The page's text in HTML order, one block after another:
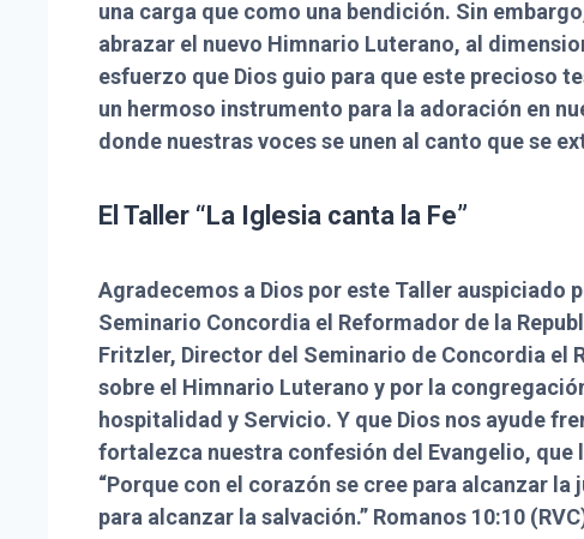
una carga que como una bendición. Sin
abrazar el nuevo Himnario Luterano, al
esfuerzo que Dios guio para que este precioso
un hermoso instrumento para la adoración en
donde nuestras voces se unen al canto que se
El Taller “La Iglesia canta la Fe”
Agradecemos a Dios por este Taller auspiciado
Seminario Concordia el Reformador de la
Fritzler, Director del Seminario de Concordia el
sobre el Himnario Luterano y por la
hospitalidad y Servicio. Y que Dios nos ayude
fortalezca nuestra confesión del Evangelio, que
“Porque con el corazón se cree para alcanzar
para alcanzar la salvación.” Romanos 10:10